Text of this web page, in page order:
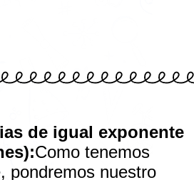
de igual exponente
Como tenemos
pondremos nuestro